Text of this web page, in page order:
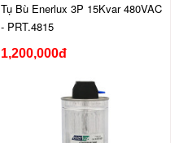
Tụ Bù Enerlux 3P 15Kvar 480VAC
- PRT.4815
1,200,000đ